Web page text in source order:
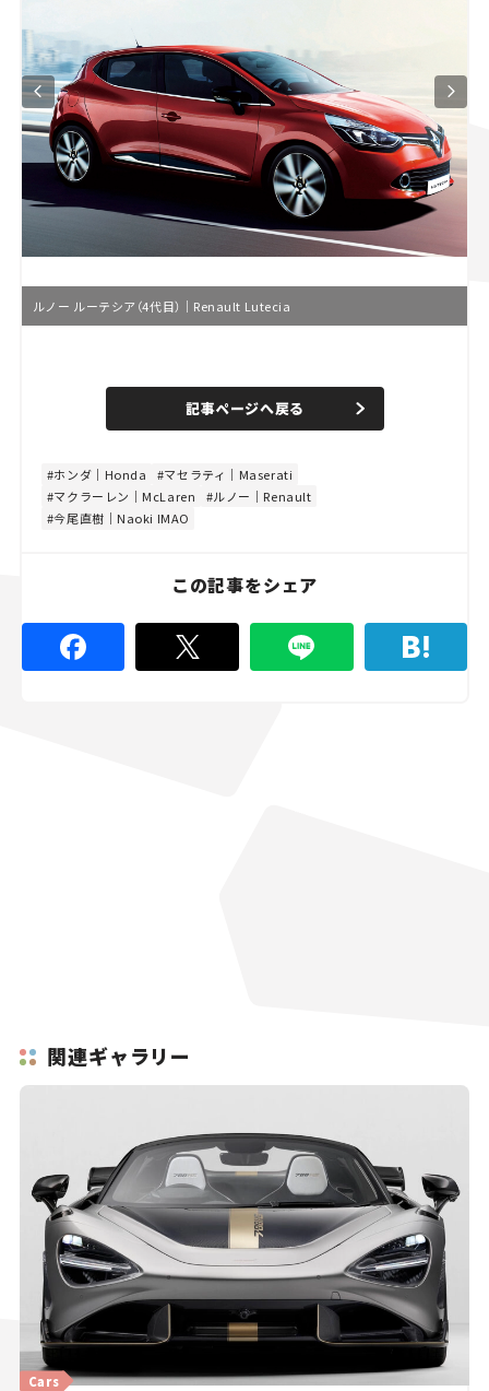
ルノー ルーテシア（4代目）｜Renault Lutecia
n
e
d
4
4
記事ページへ戻る
ホンダ｜Honda
マセラティ｜Maserati
マクラーレン｜McLaren
ルノー｜Renault
今尾直樹｜Naoki IMAO
この記事をシェア
関連ギャラリー
Cars